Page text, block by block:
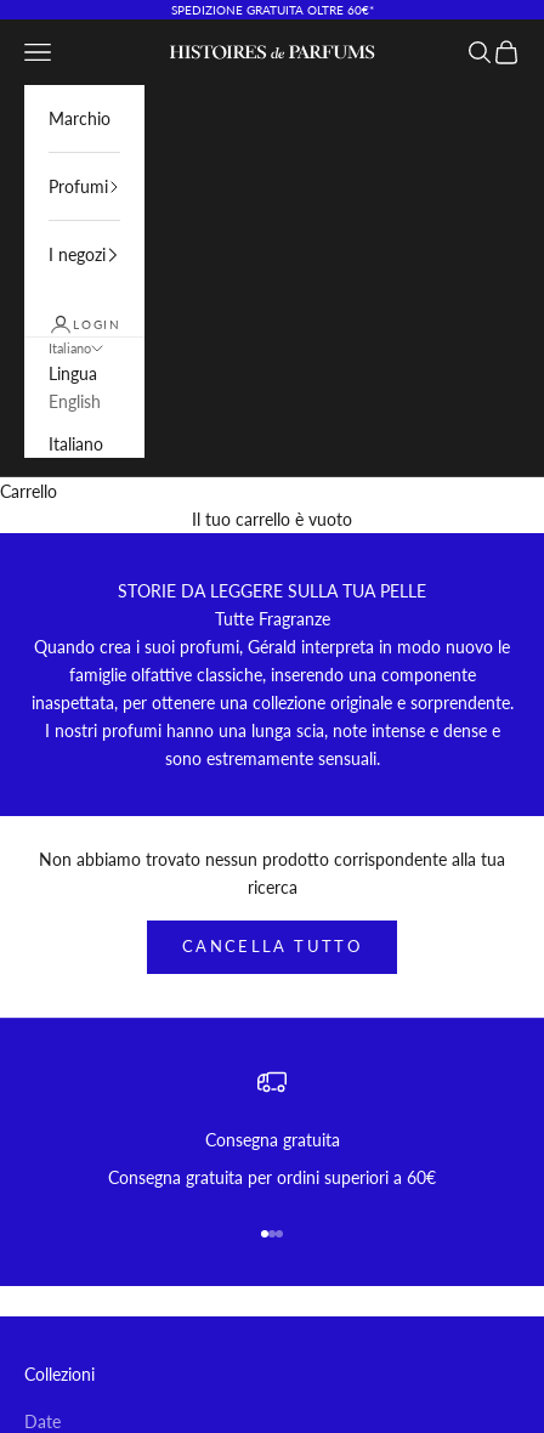
SPEDIZIONE GRATUITA OLTRE 60€*
Histoires de Parfums IT
Menù Cerca
Marchio
Profumi
I negozi
LOGIN
Italiano
Lingua
English
Italiano
Carrello
Il tuo carrello è vuoto
STORIE DA LEGGERE SULLA TUA PELLE
Tutte Fragranze
Quando crea i suoi profumi, Gérald interpreta in modo nuovo le
famiglie olfattive classiche, inserendo una componente
inaspettata, per ottenere una collezione originale e sorprendente.
I nostri profumi hanno una lunga scia, note intense e dense e
sono estremamente sensuali.
Non abbiamo trovato nessun prodotto corrispondente alla tua
ricerca
CANCELLA TUTTO
Consegna gratuita
Consegna gratuita per ordini superiori a 60€
Vai all'articolo 1
Vai all'articolo 2
Vai all'articolo 3
Collezioni
Date